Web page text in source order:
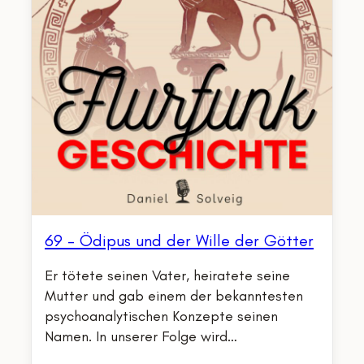
69 – Ödipus und der Wille der Götter
Er tötete seinen Vater, heiratete seine
Mutter und gab einem der bekanntesten
psychoanalytischen Konzepte seinen
Namen. In unserer Folge wird…